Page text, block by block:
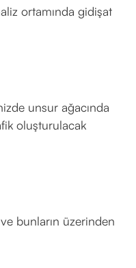
ortamında gidişat
unsur ağacında
oluşturulacak
bunların üzerinden